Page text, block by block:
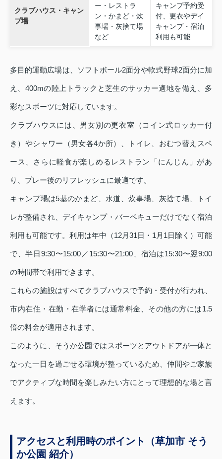
クラブハウス・キャン
プ場
ー・レストラ
ン・かまど・炊
事場・灰捨て場
など
キャンプ予約受
付、更衣やデイ
キャンプ・宿泊
利用も可能
多目的運動広場は、ソフトボール2面分や軟式野球2面分に加
え、400mの陸上トラックと芝生のサッカー適地を備え、多
彩なスポーツに対応しています。
クラブハウスには、男女別の更衣室（コイン式ロッカー付
き）やシャワー（男女各4か所）、トイレ、おむつ替えスペ
ース、さらに軽食が楽しめるレストラン「にんじん」があ
り、プレー後のリフレッシュに最適です。
キャンプ場は5基のかまど、水道、炊事場、灰捨て場、トイ
レが整備され、デイキャンプ・バーベキューだけでなく宿泊
利用も可能です。利用は年中（12月31日・1月1日除く）可能
で、半日9:30〜15:00／15:30〜21:00、宿泊は15:30〜翌9:00
の時間帯で利用できます。
これらの施設はすべてクラブハウスで予約・受付が行われ、
市内在住・在勤・在学者には通常料金、その他の方には1.5
倍の料金が適用されます。
このように、そうか公園ではスポーツとアウトドアが一体と
なった一日を過ごせる環境が整っているため、仲間やご家族
でアクティブな時間を楽しみたい方にとって理想的な場と言
えます。
アクセスと利用時のポイント（草加市 そう
か公園 紹介）